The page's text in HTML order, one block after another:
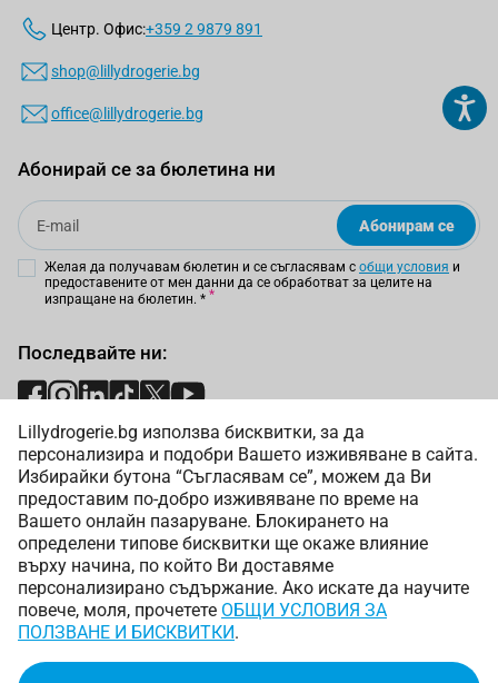
Lillydrogerie.bg използва бисквитки, за да
персонализира и подобри Вашето изживяване в сайта.
Избирайки бутона “Съгласявам се”, можем да Ви
предоставим по-добро изживяване по време на
Вашето онлайн пазаруване. Блокирането на
определени типове бисквитки ще окаже влияние
върху начина, по който Ви доставяме
персонализирано съдържание. Ако искате да научите
повече, моля, прочетете ОБЩИ УСЛОВИЯ ЗА
ПОЛЗВАНЕ И БИСКВИТКИ.
Центр. Офис:+359 2 9879 891
shop@lillydrogerie.bg
office@lillydrogerie.bg
Абонирай се за бюлетина ни
Email
Абонирам се
Желая да получавам бюлетин и се съгласявам с общи условия и
предоставените от мен данни да се обработват за целите на
изпращане на бюлетин. *
Последвайте ни:
Начини на плащане:
Начини на доставка: